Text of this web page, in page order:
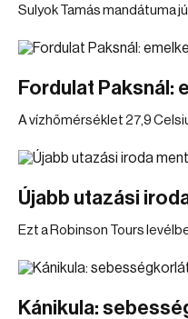
Sulyok Tamás mandátuma
Fordulat Paksnál:
A vízhőmérséklet 27,9
Újabb utazási
Ezt a Robinson Tours
Kánikula: